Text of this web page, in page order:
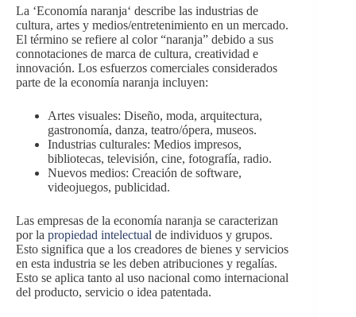
La ‘Economía naranja‘ describe las industrias de
cultura, artes y medios/entretenimiento en un mercado.
El término se refiere al color “naranja” debido a sus
connotaciones de marca de cultura, creatividad e
innovación. Los esfuerzos comerciales considerados
parte de la economía naranja incluyen:
Artes visuales: Diseño, moda, arquitectura,
gastronomía, danza, teatro/ópera, museos.
Industrias culturales: Medios impresos,
bibliotecas, televisión, cine, fotografía, radio.
Nuevos medios: Creación de software,
videojuegos, publicidad.
Las empresas de la economía naranja se caracterizan
por la propiedad intelectual de individuos y grupos.
Esto significa que a los creadores de bienes y servicios
en esta industria se les deben atribuciones y regalías.
Esto se aplica tanto al uso nacional como internacional
del producto, servicio o idea patentada.